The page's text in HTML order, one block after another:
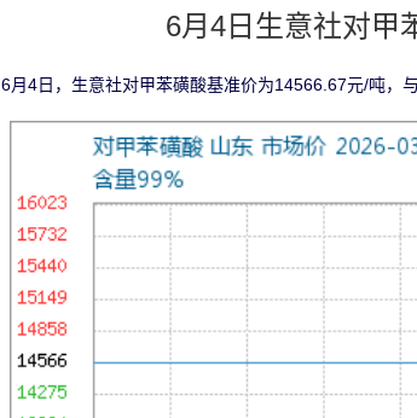
6月4日生意社对甲
6月4日，生意社对甲苯磺酸基准价为14566.67元/吨，与